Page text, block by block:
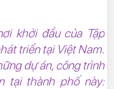
khởi đầu của Tập
triển tại Việt Nam.
dự án, công trình
tại thành phố này: